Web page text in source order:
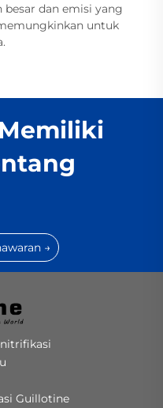
dan emisi yang
untuk
→
Guillotine